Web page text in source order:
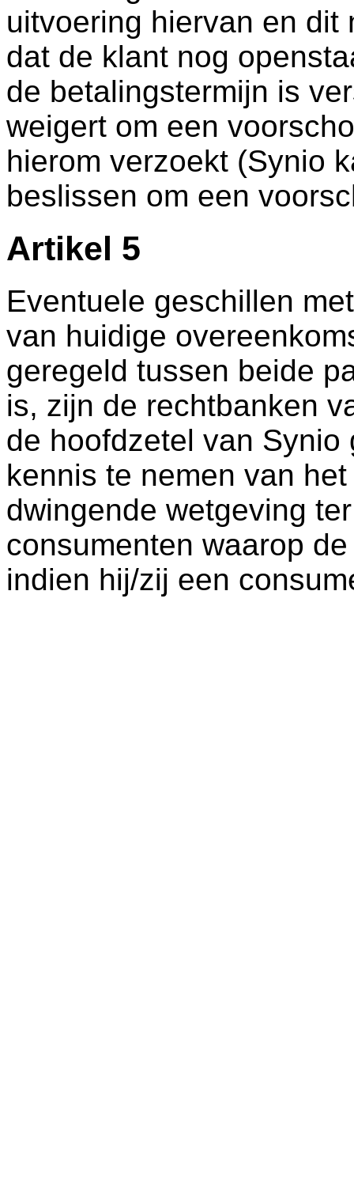
uitvoering hiervan en
dat de klant nog
de betalingstermijn is
weigert om een
hierom verzoekt (Synio
beslissen om een
Artikel 5
Eventuele geschillen
van huidige
geregeld tussen beide
is, zijn de rechtbanken
de hoofdzetel van
kennis te nemen van
dwingende wetgeving
consumenten waarop
indien hij/zij een